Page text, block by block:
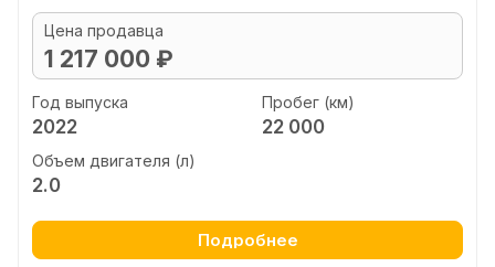
Цена продавца
1 217 000 ₽
Год выпуска
2022
Пробег (км)
22 000
Объем двигателя (л)
2.0
Подробнее